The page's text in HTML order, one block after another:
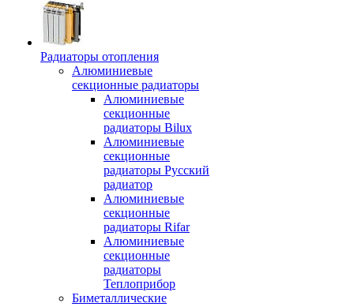
Радиаторы отопления
Алюминиевые
секционные радиаторы
Алюминиевые
секционные
радиаторы Bilux
Алюминиевые
секционные
радиаторы Русский
радиатор
Алюминиевые
секционные
радиаторы Rifar
Алюминиевые
секционные
радиаторы
Теплоприбор
Биметаллические